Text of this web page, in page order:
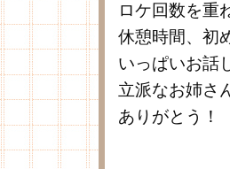
ロケ回数を重
休憩時間、初
いっぱいお話
立派なお姉さ
ありがとう！